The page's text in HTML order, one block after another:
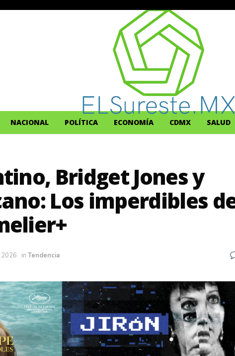
NACIONAL POLÍTICA ECONOMÍA CDMX SALUD
Bridget Jones y
Los imperdibles
2026 in Tendencia